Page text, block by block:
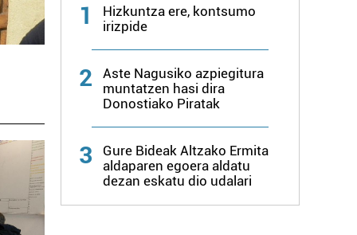
1
Hizkuntza ere, kontsumo
irizpide
2
Aste Nagusiko azpiegitura
muntatzen hasi dira
Donostiako Piratak
3
Gure Bideak Altzako Ermita
aldaparen egoera aldatu
dezan eskatu dio udalari